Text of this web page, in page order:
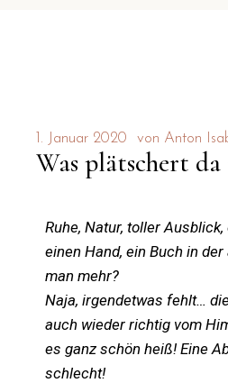
1. Januar 2020 von Anton
Was plätschert
Ruhe, Natur, toller
einen Hand, ein Buch in
man mehr?
Naja, irgendetwas fehlt…
auch wieder richtig vom
es ganz schön heiß! Eine
schlecht!